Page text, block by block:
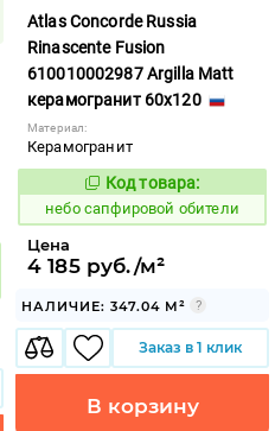
Atlas Concorde Russia
Rinascente Fusion
610010002987 Argilla Matt
керамогранит 60x120
Материал:
Керамогранит
1119562
Код товара:
небо сапфировой обители
Цена
4 185 руб./м²
НАЛИЧИЕ: 347.04 М²
Заказ в 1 клик
В корзину